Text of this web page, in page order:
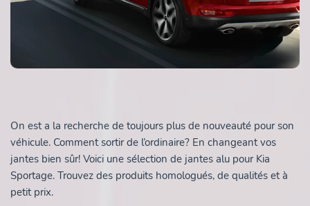
On est a la recherche de toujours plus de nouveauté pour son
véhicule. Comment sortir de l’ordinaire? En changeant vos
jantes bien sûr! Voici une sélection de jantes alu pour Kia
Sportage. Trouvez des produits homologués, de qualités et à
petit prix.